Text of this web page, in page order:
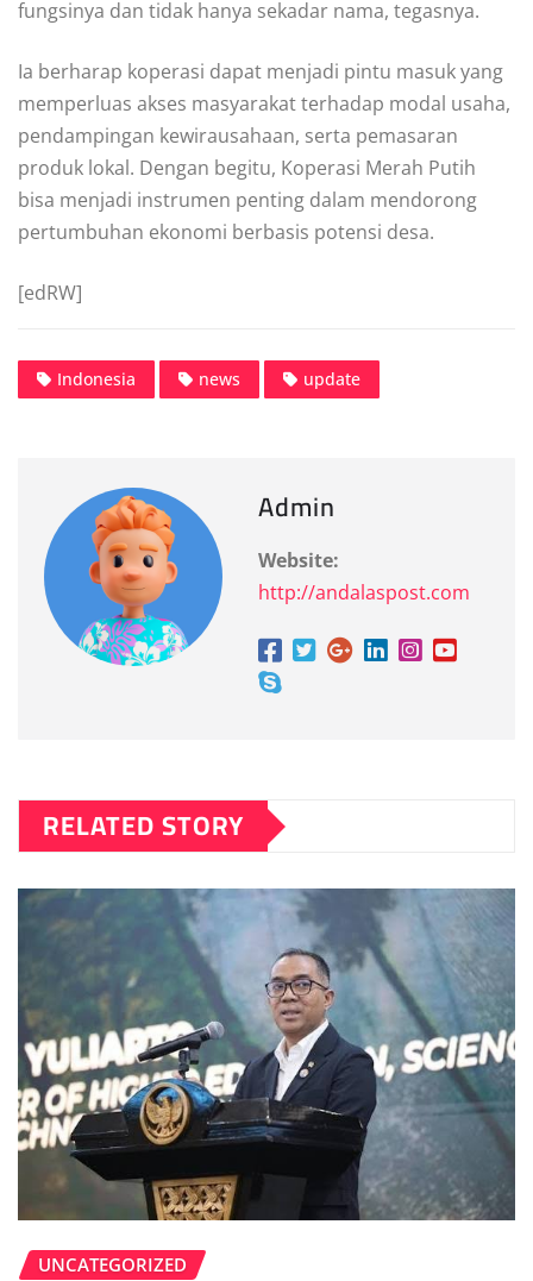
fungsinya dan tidak hanya sekadar nama, tegasnya.
Ia berharap koperasi dapat menjadi pintu masuk yang
memperluas akses masyarakat terhadap modal usaha,
pendampingan kewirausahaan, serta pemasaran
produk lokal. Dengan begitu, Koperasi Merah Putih
bisa menjadi instrumen penting dalam mendorong
pertumbuhan ekonomi berbasis potensi desa.
[edRW]
Indonesia news update
Admin
Website:
http://andalaspost.com
RELATED STORY
UNCATEGORIZED